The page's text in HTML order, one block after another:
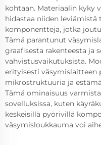
kohtaan. Materiaalin kyky
hidastaa niiden leviämistä
komponentteja, jotka
Tämä parantunut
graafisesta rakenteesta ja
vahvistusvaikutuksista.
erityisesti väsymislaitteen
mikrostruktuuria ja
Tämä ominaisuus
sovelluksissa, kuten
keskeisillä pyörivillä
väsymisloukkauma voi